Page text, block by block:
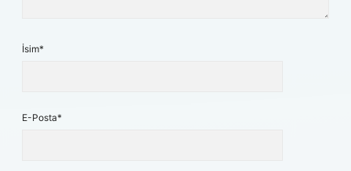
İsim*
E-Posta*